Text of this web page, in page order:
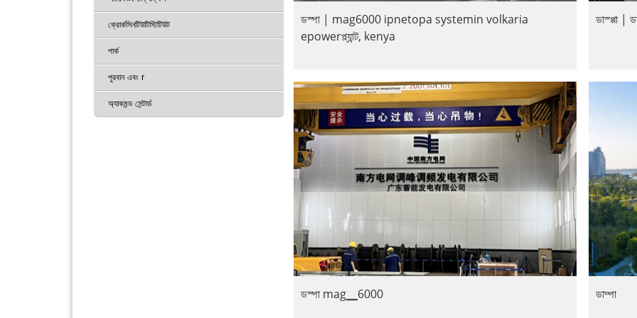
ক্রোর্কসিনটিউটিস্টিটিউট
পার্ক
পুরবান এবং r
অ্যাকমন্ড সেন্টার্ড
ডস্পা | mag6000 ipnetopa systemin volkaria
epowerপ্ল্যান্ট, kenya
ডাস্প্পা |
ডস্পা mag▁6000 ডাম্পা